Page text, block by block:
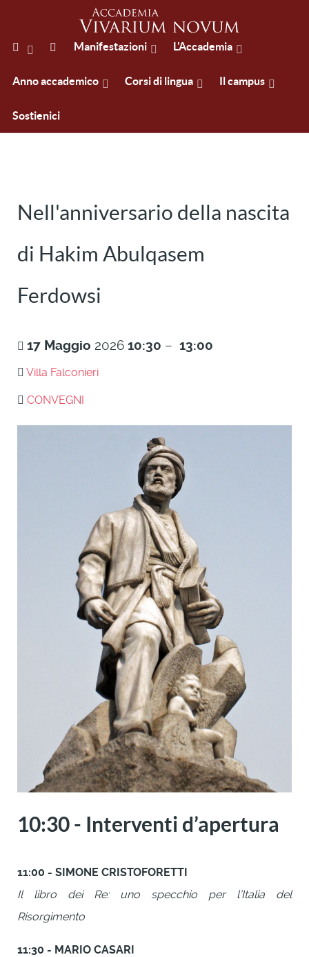
Manifestazioni L'Accademia
Anno accademico Corsi di lingua Il campus
Sostienici
Nell'anniversario della nascita
di Hakim Abulqasem
Ferdowsi
17 Maggio 2026 10:30 – 13:00
Villa Falconieri
CONVEGNI
10:30 - Interventi d’apertura
11:00 - SIMONE CRISTOFORETTI
Il libro dei Re: uno specchio per l’Italia del
Risorgimento
11:30 - MARIO CASARI